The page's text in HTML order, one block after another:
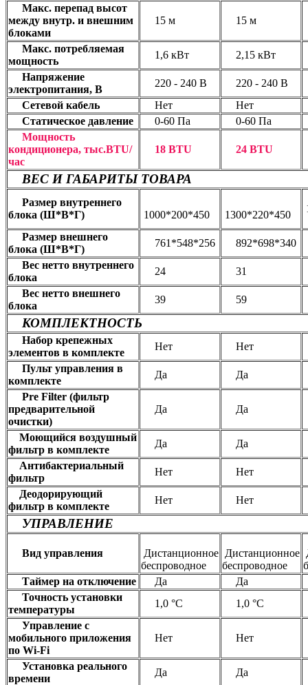
Макс. перепад высот
между внутр. и внешним
блоками
15 м 15 м
Макс. потребляемая
мощность
1,6 кВт 2,15 кВт
Напряжение
электропитания, В
220 - 240 В 220 - 240 В
Сетевой кабель
Нет Нет
Статическое давление
0-60 Па 0-60 Па
Мощность
кондиционера, тыс.BTU/
час
18 BTU 24 BTU
ВЕС И ГАБАРИТЫ ТОВАРА
Размер внутреннего
блока (Ш*В*Г)
1000*200*450 1300*220*450
Размер внешнего
блока (Ш*В*Г)
761*548*256 892*698*340
Вес нетто внутреннего
блока
24 31
Вес нетто внешнего
блока
39 59
КОМПЛЕКТНОСТЬ
Набор крепежных
элементов в комплекте
Нет Нет
Пульт управления в
комплекте
Да Да
Pre Filter (фильтр
предварительной
очистки)
Да Да
Моющийся воздушный
фильтр в комплекте
Да Да
Антибактериальный
фильтр
Нет Нет
Деодорирующий
фильтр в комплекте
Нет Нет
УПРАВЛЕНИЕ
Вид управления
Дистанционное
беспроводное
Дистанционное
беспроводное
Таймер на отключение
Да Да
Точность установки
температуры
1,0 °С 1,0 °С
Управление c
мобильного приложения
по Wi-Fi
Нет Нет
Установка реального
времени
Да Да